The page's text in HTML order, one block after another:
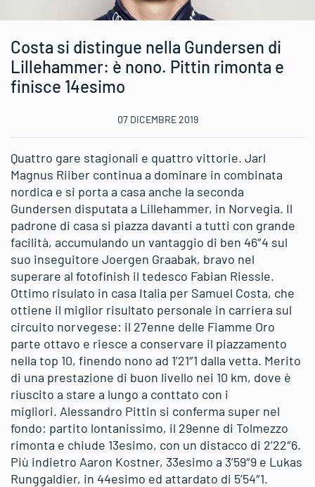
Costa si distingue nella Gundersen di
Lillehammer: è nono. Pittin rimonta e
finisce 14esimo
07 DICEMBRE 2019
Quattro gare stagionali e quattro vittorie. Jarl
Magnus Riiber continua a dominare in combinata
nordica e si porta a casa anche la seconda
Gundersen disputata a Lillehammer, in Norvegia. Il
padrone di casa si piazza davanti a tutti con grande
facilità, accumulando un vantaggio di ben 46″4 sul
suo inseguitore Joergen Graabak, bravo nel
superare al fotofinish il tedesco Fabian Riessle.
Ottimo risulato in casa Italia per Samuel Costa, che
ottiene il miglior risultato personale in carriera sul
circuito norvegese: il 27enne delle Fiamme Oro
parte ottavo e riesce a conservare il piazzamento
nella top 10, finendo nono ad 1’21″1 dalla vetta. Merito
di una prestazione di buon livello nei 10 km, dove è
riuscito a stare a lungo a conttato con i
migliori. Alessandro Pittin si conferma super nel
fondo: partito lontanissimo, il 29enne di Tolmezzo
rimonta e chiude 13esimo, con un distacco di 2’22″6.
Più indietro Aaron Kostner, 33esimo a 3’59″9 e Lukas
Runggaldier, in 44esimo ed attardato di 5’54″1.